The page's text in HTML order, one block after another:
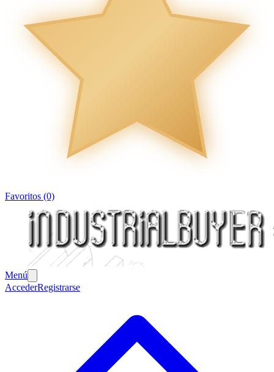
Favoritos (0)
Menú
AccederRegistrarse